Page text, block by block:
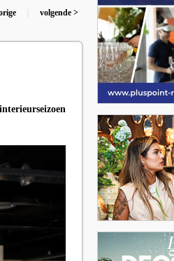
volgende >